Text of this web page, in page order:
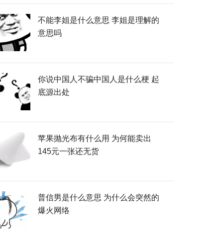
不能李姐是什么意思 李姐是理解的
意思吗
你说中国人不骗中国人是什么梗 起
底源出处
苹果抛光布有什么用 为何能卖出
145元一张还无货
普信男是什么意思 为什么会突然的
爆火网络